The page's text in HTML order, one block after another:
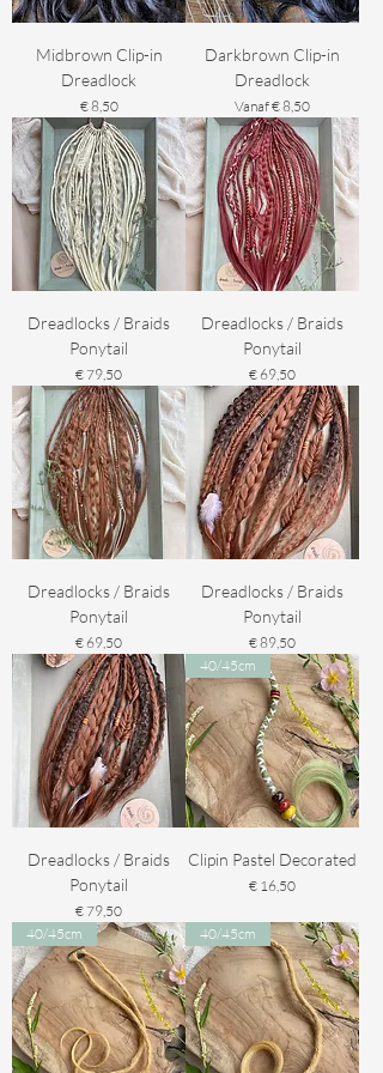
Midbrown Clip-in
Dreadlock
Prijs
€ 8,50
Darkbrown Clip-in
Dreadlock
Vanaf€ 8,50
Verkoopprijs
Dreadlocks / Braids
Ponytail
Prijs
€ 79,50
Dreadlocks / Braids
Ponytail
Prijs
€ 69,50
Dreadlocks / Braids
Ponytail
Prijs
€ 69,50
Dreadlocks / Braids
Ponytail
Prijs
€ 89,50
Dreadlocks / Braids
Ponytail
Prijs
€ 79,50
40/45cm
Clipin Pastel Decorated
Prijs
€ 16,50
40/45cm 40/45cm